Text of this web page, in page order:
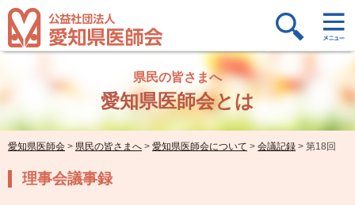
県民の皆さまへ
愛知県医師会とは
愛知県医師会 > 県民の皆さまへ > 愛知県医師会について > 会議記録 > 第18回
理事会議事録